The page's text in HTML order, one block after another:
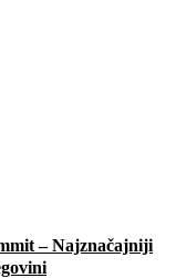
– Najznačajniji